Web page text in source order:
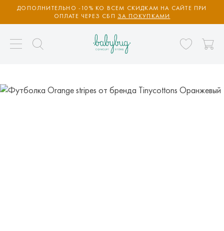
ДОПОЛНИТЕЛЬНО -10% КО ВСЕМ СКИДКАМ НА САЙТЕ ПРИ
ОПЛАТЕ ЧЕРЕЗ СБП ЗА ПОКУПКАМИ